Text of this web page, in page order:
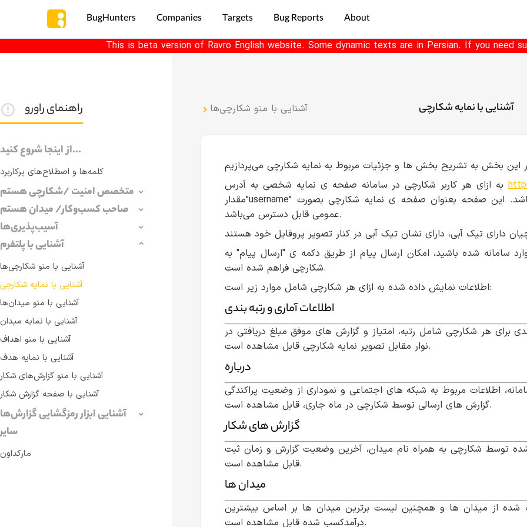
BugHunters Companies Targets Bug Reports About
This is beta version of Ravro English website. Some dynamic texts are in Persian. If you need
راهنمای راورو
از اینجا شروع کنید...
کلمه‌ها و اصطلاح‌های پرکاربرد
متخصص امنیت /شکارچی هستم
صاحب کسب‌وکار/ میدان هستم
آسیب‌پذیری‌ها
آشنایی با پلتفرم
آشنایی با منو‌ شکارچی‌ها
آشنایی با نمایه شکارچی
آشنایی با منو میدان‌ها
آشنایی با نمایه میدان
آشنایی با منو اهداف
آشنایی با نمایه هدف
آشنایی با منو گزارش‌های شکار
آشنایی با صفحه‌ گزارش شکار
آشنایی ابزار رمزگشایی گزارش‌ها
سایر
مارکداون
آشنایی با منو‌ شکارچی‌ها آشنایی با نمایه شکارچی
به ازای هر کاربر شکارچی در سامانه صفحه ی نمایه شخصی به آدرس
مقدار”username” در آدرس معادل نام کاربری هر شکارچی می‌باشد. این صفحه بعنوان صفحه ی نمایه شکارچی بصورت
عمومی قابل دسترس می‌باشد.
سامانه شده باشید، امکان ارسال پیام از طریق دکمه ی "ارسال پیام" به
شکارچی فراهم شده است.
اطلاعات نمایش داده شده به ازای هر شکارچی شامل موارد زیر است:
اطلاعات آماری و رتبه بندی
برای هر شکارچی شامل رتبه، امتیاز و گزارش های موفق مبلغ دریافتی در
نوار مقابل تصویر نمایه شکارچی قابل مشاهده است.
درباره
اطلاعات مربوط به شبکه های اجتماعی و نموداری از وضعیت پراکندگی
گزارش های ارسالی توسط شکارچی در ماه جاری، قابل مشاهده است.
گزارش های شکار
توسط شکارچی به همراه نام میدان، آخرین وضعیت گزارش و زمان ثبت
قابل مشاهده است.
میدان ها
از میدان ها و همچنین لیست برترین میدان ها بر اساس بیشترین
درآمدکسب شده قابل مشاهده است.